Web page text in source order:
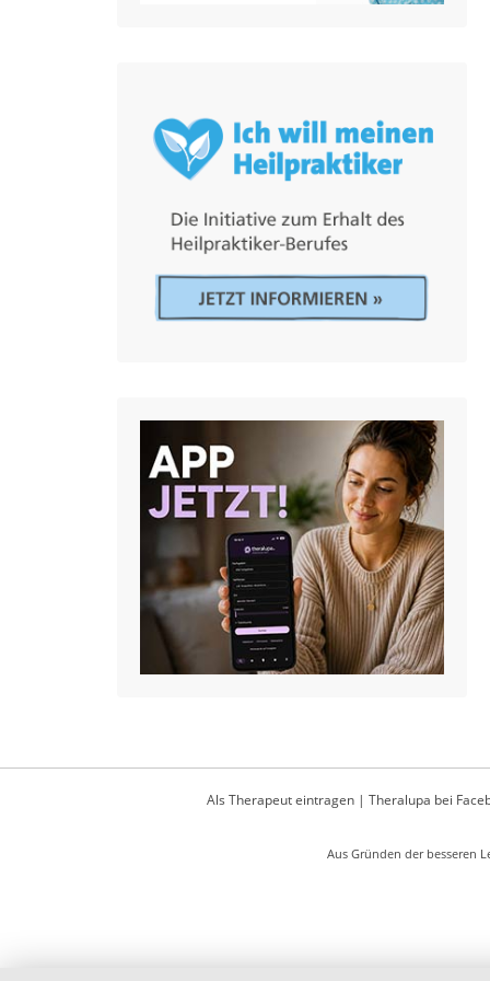
Als Therapeut eintragen| Theralupa bei
Aus Gründen der besseren